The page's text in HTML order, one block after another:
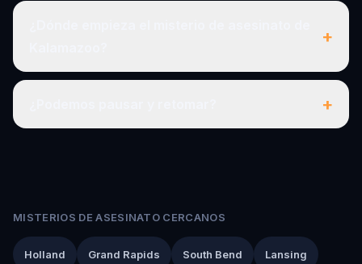
+
+
MISTERIOS DE ASESINATO CERCANOS
Holland Grand Rapids South Bend Lansing